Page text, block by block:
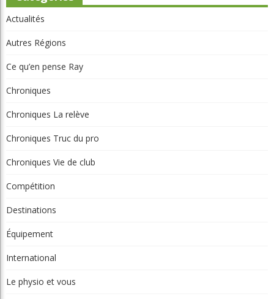
Actualités
Autres Régions
Ce qu’en pense Ray
Chroniques
Chroniques La relève
Chroniques Truc du pro
Chroniques Vie de club
Compétition
Destinations
Équipement
International
Le physio et vous